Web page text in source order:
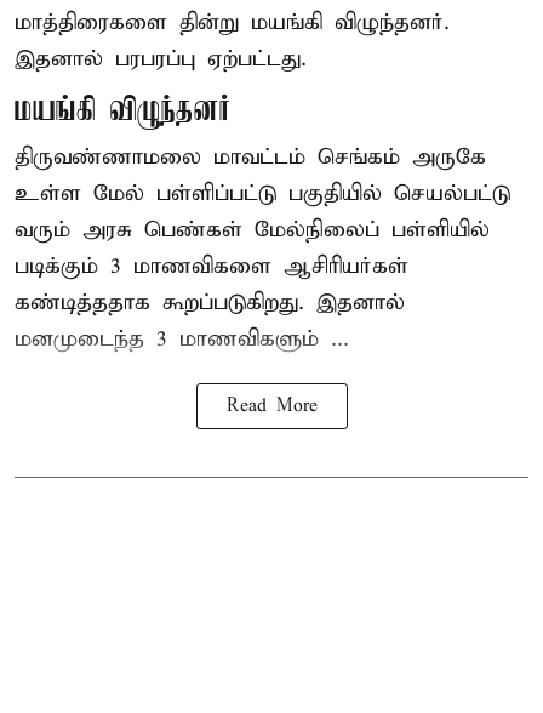
மாத்திரைகளை தின்று மயங்கி விழுந்தனர்.
இதனால் பரபரப்பு ஏற்பட்டது.
மயங்கி விழுந்தனர்
திருவண்ணாமலை மாவட்டம் செங்கம் அருகே
உள்ள மேல் பள்ளிப்பட்டு பகுதியில் செயல்பட்டு
வரும் அரசு பெண்கள் மேல்நிலைப் பள்ளியில்
படிக்கும் 3 மாணவிகளை ஆசிரியர்கள்
கண்டித்ததாக கூறப்படுகிறது. இதனால்
மனமுடைந்த 3 மாணவிகளும் ...
Read More